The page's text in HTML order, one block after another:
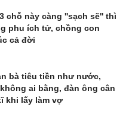
chỗ này càng ''sạch sẽ'' thì
phu ích tử, chồng con
cả đời
bà tiêu tiền như nước,
ai bằng, đàn ông cân
khi lấy làm vợ